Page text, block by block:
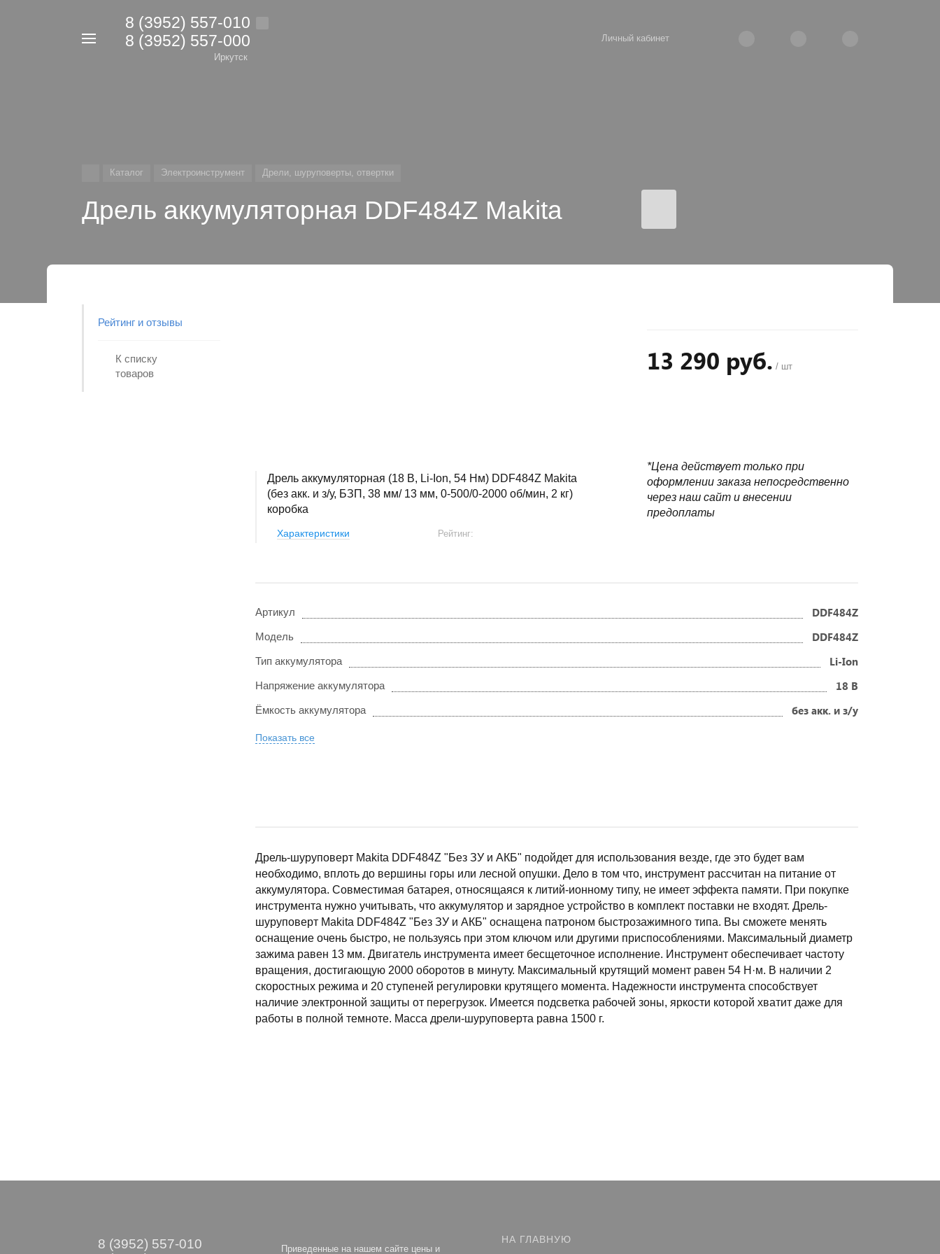
8 (3952) 557-010
8 (3952) 557-000
Иркутск
Личный кабинет
Каталог Электроинструмент Дрели, шуруповерты, отвертки
Дрель аккумуляторная DDF484Z Makita
Рейтинг и отзывы
К списку
товаров
Дрель аккумуляторная (18 В, Li-Ion, 54 Нм) DDF484Z Makita
(без акк. и з/у, БЗП, 38 мм/ 13 мм, 0-500/0-2000 об/мин, 2 кг)
коробка
Характеристики Рейтинг:
13 290 руб. / шт
*Цена действует только при
оформлении заказа непосредственно
через наш сайт и внесении
предоплаты
Артикул DDF484Z
Модель DDF484Z
Тип аккумулятора Li-Ion
Напряжение аккумулятора 18 В
Ёмкость аккумулятора без акк. и з/у
Показать все
Дрель-шуруповерт Makita DDF484Z "Без ЗУ и АКБ" подойдет для использования везде, где это будет вам
необходимо, вплоть до вершины горы или лесной опушки. Дело в том что, инструмент рассчитан на питание от
аккумулятора. Совместимая батарея, относящаяся к литий-ионному типу, не имеет эффекта памяти. При покупке
инструмента нужно учитывать, что аккумулятор и зарядное устройство в комплект поставки не входят. Дрель-
шуруповерт Makita DDF484Z "Без ЗУ и АКБ" оснащена патроном быстрозажимного типа. Вы сможете менять
оснащение очень быстро, не пользуясь при этом ключом или другими приспособлениями. Максимальный диаметр
зажима равен 13 мм. Двигатель инструмента имеет бесщеточное исполнение. Инструмент обеспечивает частоту
вращения, достигающую 2000 оборотов в минуту. Максимальный крутящий момент равен 54 Н·м. В наличии 2
скоростных режима и 20 ступеней регулировки крутящего момента. Надежности инструмента способствует
наличие электронной защиты от перегрузок. Имеется подсветка рабочей зоны, яркости которой хватит даже для
работы в полной темноте. Масса дрели-шуруповерта равна 1500 г.
8 (3952) 557-010
Приведенные на нашем сайте цены и
НА ГЛАВНУЮ